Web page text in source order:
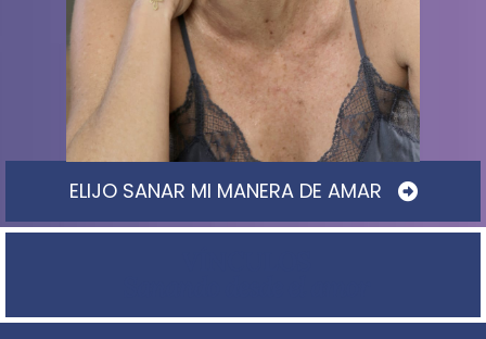
ELIJO SANAR MI MANERA DE AMAR